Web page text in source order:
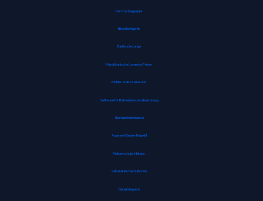
Durchschlagpapier
Blockheftgerät
Badetuchstange
Marokkanische Lavaerde Pulver
Mobile-Stativ-Leinwand
Software für Betriebskostenabrechnung
Therapie Knetmasse
Arganoel-Zauber Nagelöl
Mottenschutz-Hänger
Salbei-Räucherstäbchen
Gebetsteppich